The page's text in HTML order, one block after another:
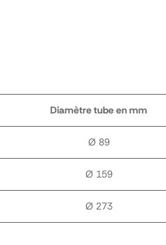
Diamètre tube en mm
Ø 89
Ø 159
Ø 273